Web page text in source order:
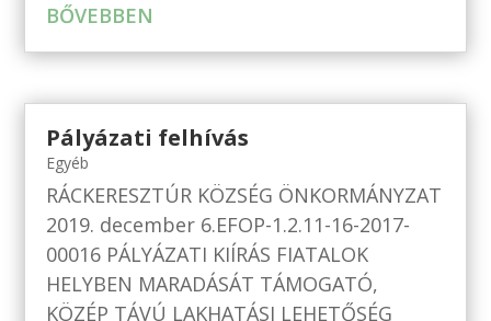
BŐVEBBEN
Pályázati felhívás
Egyéb
RÁCKERESZTÚR KÖZSÉG ÖNKORMÁNYZAT
2019. december 6.EFOP-1.2.11-16-2017-
00016 PÁLYÁZATI KIÍRÁS FIATALOK
HELYBEN MARADÁSÁT TÁMOGATÓ,
KÖZÉP TÁVÚ LAKHATÁSI LEHETŐSÉG